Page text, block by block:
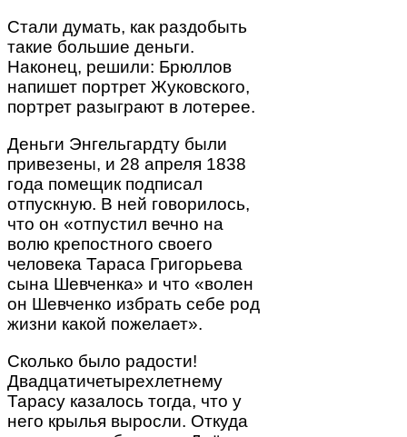
Стали думать, как раздобыть
такие большие деньги.
Наконец, решили: Брюллов
напишет портрет Жуковского,
портрет разыграют в лотерее.
Деньги Энгельгардту были
привезены, и 28 апреля 1838
года помещик подписал
отпускную. В ней говорилось,
что он «отпустил вечно на
волю крепостного своего
человека Тараса Григорьева
сына Шевченка» и что «волен
он Шевченко избрать себе род
жизни какой пожелает».
Сколько было радости!
Двадцатичетырехлетнему
Тарасу казалось тогда, что у
него крылья выросли. Откуда